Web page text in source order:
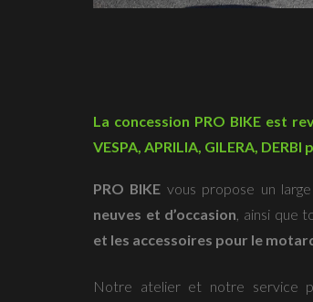
La concession PRO BIKE est
VESPA, APRILIA, GILERA,
PRO BIKE vous propose un
neuves et d’occasion , ainsi que
et les accessoires pour le
Notre atelier et notre service